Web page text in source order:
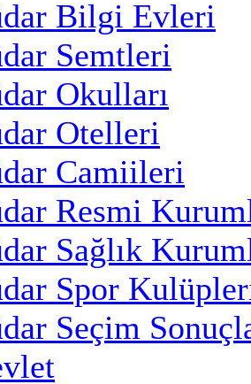
Bilgi Evleri
Semtleri
Okulları
Otelleri
Camiileri
Resmi
Sağlık
Spor
Seçim